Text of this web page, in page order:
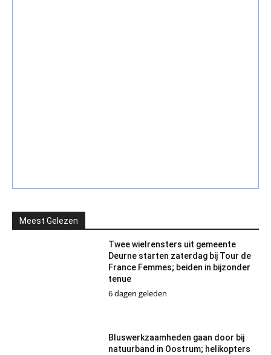
Meest Gelezen
Twee wielrensters uit gemeente
Deurne starten zaterdag bij Tour de
France Femmes; beiden in bijzonder
tenue
6 dagen geleden
Bluswerkzaamheden gaan door bij
natuurband in Oostrum; helikopters